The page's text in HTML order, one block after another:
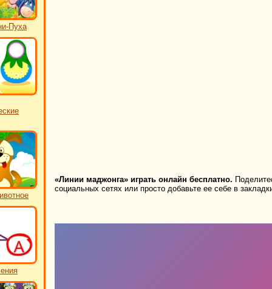
Пуха
«Линии маджонга» играть онлайн бесплатно.
социальных сетях или просто добавьте ее себе в